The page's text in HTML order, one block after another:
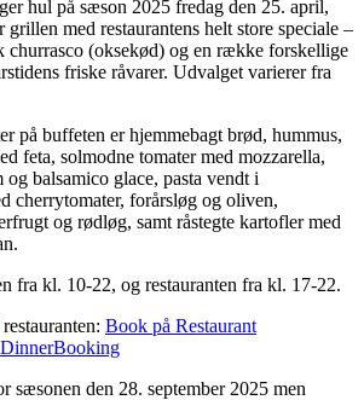
hul på sæson 2025 fredag den 25. april,
med restaurantens helt store speciale –
churrasco (oksekød) og en række forskellige
friske råvarer. Udvalget varierer fra
på buffeten er hjemmebagt brød, hummus,
feta, solmodne tomater med mozzarella,
balsamico glace, pasta vendt i
cherrytomater, forårsløg og oliven,
og rødløg, samt råstegte kartofler med
fra kl. 10-22, og restauranten fra kl. 17-22.
Book på Restaurant
sæsonen den 28. september 2025 men